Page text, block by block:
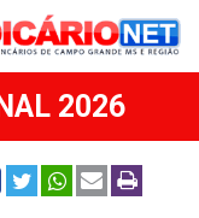
2026